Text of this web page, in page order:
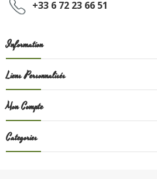
+33 6 72 23 66 51
Information
Liens Personnalisés
Mon Compte
Categories